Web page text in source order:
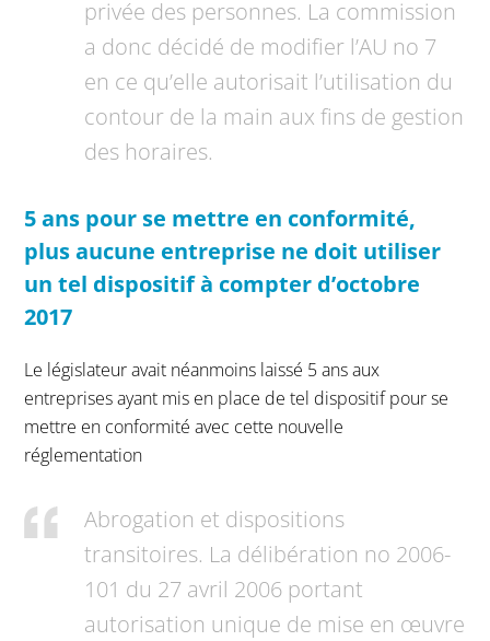
privée des personnes. La commission
a donc décidé de modifier l’AU no 7
en ce qu’elle autorisait l’utilisation du
contour de la main aux fins de gestion
des horaires.
5 ans pour se mettre en conformité,
plus aucune entreprise ne doit utiliser
un tel dispositif à compter d’octobre
2017
Le législateur avait néanmoins laissé 5 ans aux
entreprises ayant mis en place de tel dispositif pour se
mettre en conformité avec cette nouvelle
réglementation
Abrogation et dispositions
transitoires. La délibération no 2006-
101 du 27 avril 2006 portant
autorisation unique de mise en œuvre